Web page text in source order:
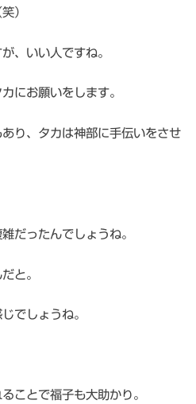
）
、いい人ですね。
にお願いをします。
り、タカは神部に手伝いをさせ
だったんでしょうね。
と。
でしょうね。
ことで福子も大助かり。